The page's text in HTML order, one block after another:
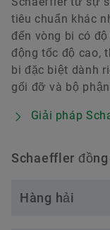
tiêu chuẩn khác
đến vòng bi có
động tốc độ cao,
bi đặc biệt dành
gối đỡ và bộ
Giải pháp
Schaeffler
Hàng hải